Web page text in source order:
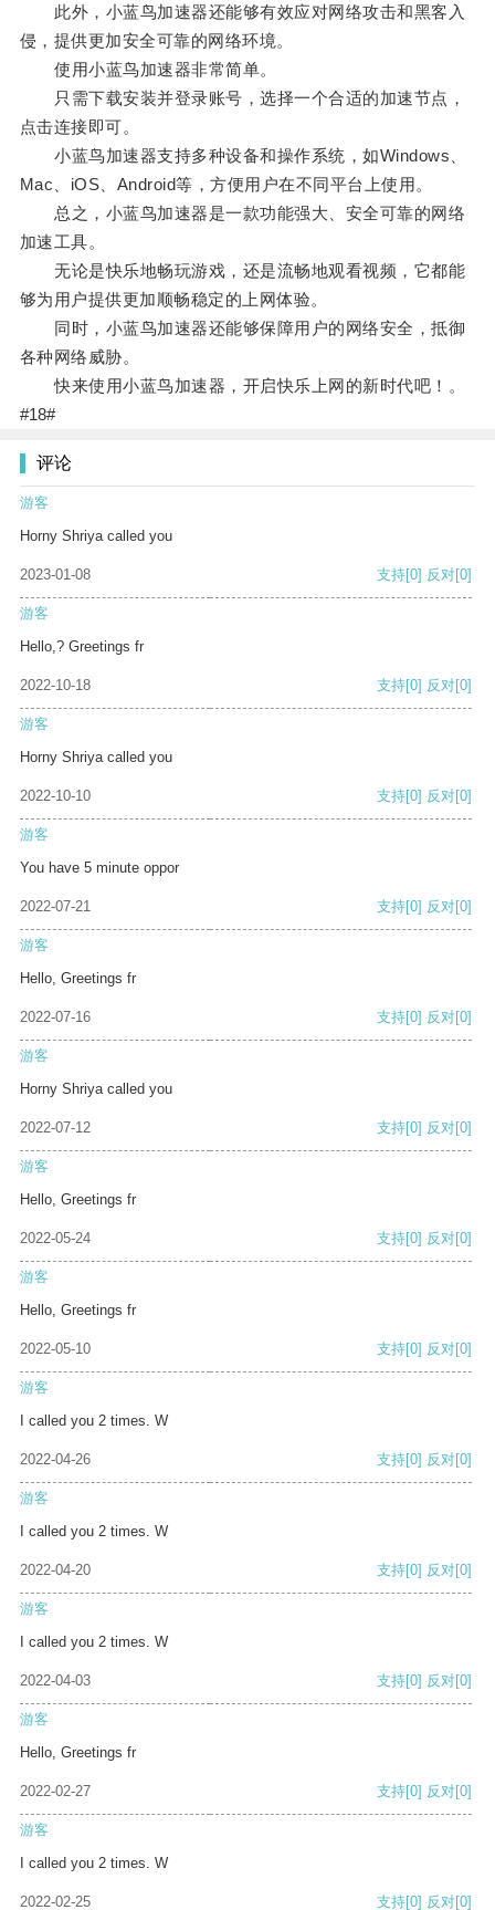
此外，小蓝鸟加速器还能够有效应对网络攻击和黑客入
侵，提供更加安全可靠的网络环境。
使用小蓝鸟加速器非常简单。
只需下载安装并登录账号，选择一个合适的加速节点，
点击连接即可。
小蓝鸟加速器支持多种设备和操作系统，如Windows、
Mac、iOS、Android等，方便用户在不同平台上使用。
总之，小蓝鸟加速器是一款功能强大、安全可靠的网络
加速工具。
无论是快乐地畅玩游戏，还是流畅地观看视频，它都能
够为用户提供更加顺畅稳定的上网体验。
同时，小蓝鸟加速器还能够保障用户的网络安全，抵御
各种网络威胁。
快来使用小蓝鸟加速器，开启快乐上网的新时代吧！。
#18#
评论
游客
Horny Shriya called you
2023-01-08 支持[0] 反对[0]
游客
Hello,? Greetings fr
2022-10-18 支持[0] 反对[0]
游客
Horny Shriya called you
2022-10-10 支持[0] 反对[0]
游客
You have 5 minute oppor
2022-07-21 支持[0] 反对[0]
游客
Hello, Greetings fr
2022-07-16 支持[0] 反对[0]
游客
Horny Shriya called you
2022-07-12 支持[0] 反对[0]
游客
Hello, Greetings fr
2022-05-24 支持[0] 反对[0]
游客
Hello, Greetings fr
2022-05-10 支持[0] 反对[0]
游客
I called you 2 times. W
2022-04-26 支持[0] 反对[0]
游客
I called you 2 times. W
2022-04-20 支持[0] 反对[0]
游客
I called you 2 times. W
2022-04-03 支持[0] 反对[0]
游客
Hello, Greetings fr
2022-02-27 支持[0] 反对[0]
游客
I called you 2 times. W
2022-02-25 支持[0] 反对[0]